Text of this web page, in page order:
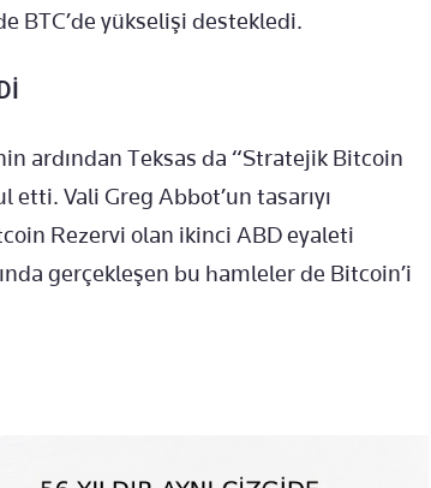
BTC’de yükselişi destekledi.
ardından Teksas da “Stratejik Bitcoin
etti. Vali Greg Abbot’un tasarıyı
Rezervi olan ikinci ABD eyaleti
gerçekleşen bu hamleler de Bitcoin’i